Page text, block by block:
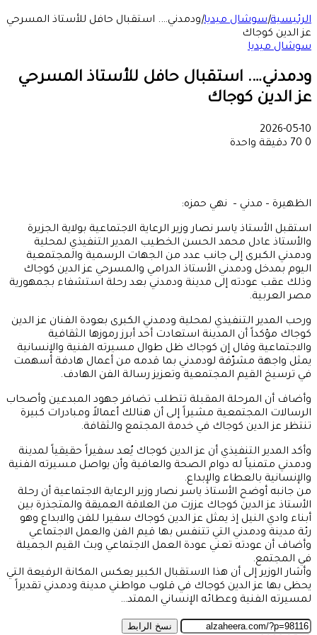
الرئيسية|سوشال ميديا|ودمدني…. استقبال حافل للأستاذ المسرحي
عز الدين كوجاك
سوشال ميديا
ودمدني…. استقبال حافل للأستاذ المسرحي
عز الدين كوجاك
2026-05-10
0
دقيقة واحدة
الظهيرة – مدني – نهي حمزه:
استقبل الأستاذ ياسر نصار وزير الرعاية الاجتماعية بولاية الجزيرة
والأستاذ عادل محمد الحسن الخطيب المدير التنفيذي لمحلية
ودمدني الكبرى إلى جانب عدد من الجهات الرسمية والمجتمعية
اليوم بمدخل ودمدني الأستاذ الدرامي والمسرحي عز الدين كوجاك
وذلك عقب عودته إلى مدينة ودمدني بعد رحلة استشفاء بجمهورية
مصر العربية.
ورحب المدير التنفيذي لمحلية ودمدني الكبرى بعودة الفنان عز الدين
كوجاك مؤكداً أن المدينة استعادت أحد أبرز رموزها الثقافية
والاجتماعية وقال إن كوجاك ظل طوال مسيرته الفنية والإنسانية
يمثل واجهة مشرّفة لودمدني بما قدمه من أعمال هادفة أسهمت
في ترسيخ القيم المجتمعية وتعزيز رسالة الفن الهادف.
وأضاف أن المرحلة المقبلة تتطلب تضافر جهود المبدعين وأصحاب
الرسالات المجتمعية مشيراً إلى أن هنالك أعمالاً ومبادرات كبيرة
تنتظر عز الدين كوجاك في خدمة المجتمع والثقافة.
وأكد المدير التنفيذي أن عز الدين كوجاك يُعد سفيراً حقيقياً لمدينة
ودمدني متمنياً له دوام الصحة والعافية وأن يواصل مسيرته الفنية
والإنسانية بالعطاء والإبداع.
من جانبه أوضح الأستاذ ياسر نصار وزير الرعاية الاجتماعية أن رحلة
الأستاذ عز الدين كوجاك عززت من العلاقة العميقة والمتجذرة بين
أبناء وادي النيل إذ يمثل عز الدين كوجاك سفيرا للفن والابداع وهو
رئة مدينة ودمدني التي تتنفس بها قيم الفن والعمل الاجتماعي
وأضاف أن عودته تعني عودة العمل الاجتماعي وبث القيم الجميلة
في المجتمع.
وأشار الوزير إلى أن هذا الاستقبال الكبير يعكس المكانة الرفيعة التي
يحظى بها عز الدين كوجاك في قلوب مواطني مدينة ودمدني تقديراً
لمسيرته الفنية وعطائه الإنساني الممتد…
نسخ الرابط